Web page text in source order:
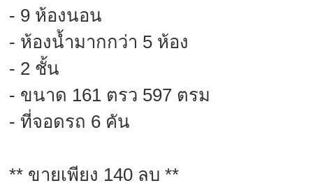
- 9 ห้องนอน
- ห้องน้ำมากกว่า 5 ห้อง
- 2 ชั้น
- ขนาด 161 ตรว 597 ตรม
- ที่จอดรถ 6 คัน
** ขายเพียง 140 ลบ **